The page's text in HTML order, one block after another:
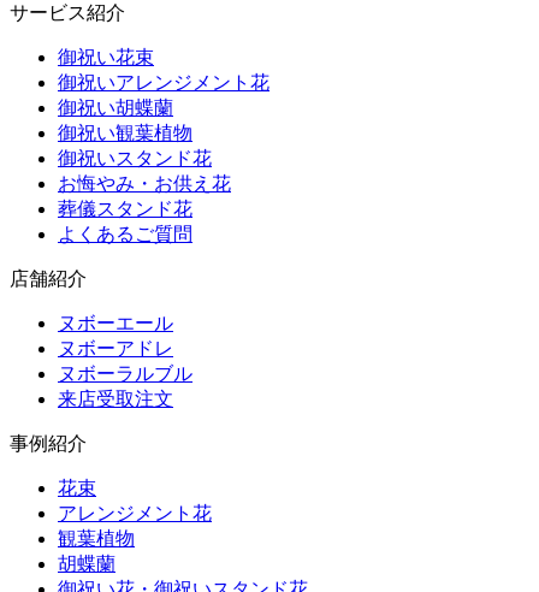
サービス紹介
御祝い花束
御祝いアレンジメント花
御祝い胡蝶蘭
御祝い観葉植物
御祝いスタンド花
お悔やみ・お供え花
葬儀スタンド花
よくあるご質問
店舗紹介
ヌボーエール
ヌボーアドレ
ヌボーラルブル
来店受取注文
事例紹介
花束
アレンジメント花
観葉植物
胡蝶蘭